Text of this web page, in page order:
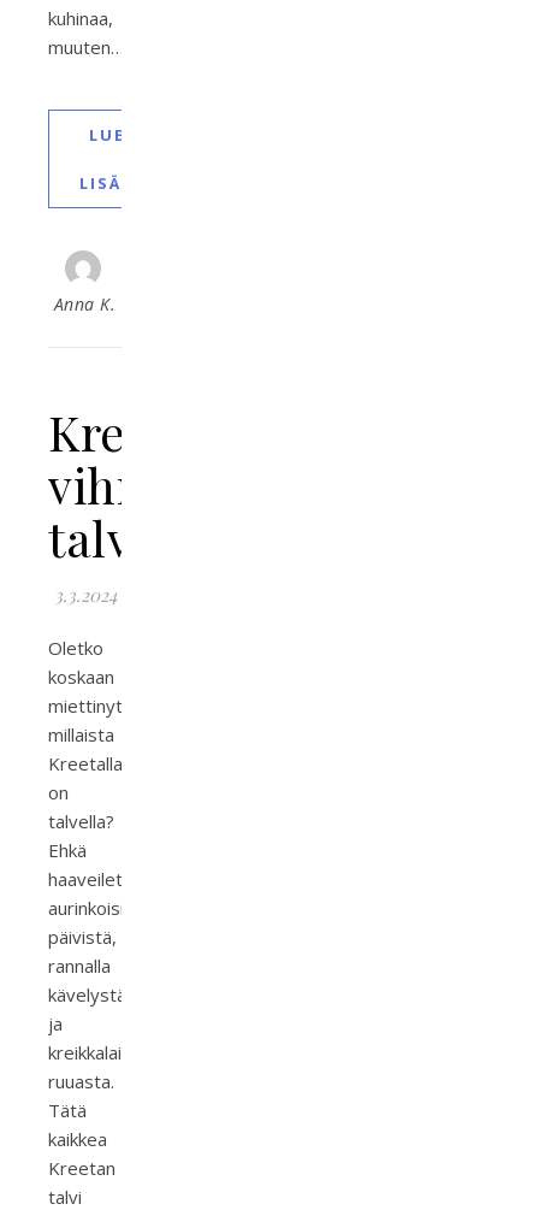
kuhinaa,
muuten…
LUE
LISÄÄ
Anna K.
Kreetan
vihreä
talvi
3.3.2024
Oletko
koskaan
miettinyt,
millaista
Kreetalla
on
talvella?
Ehkä
haaveilet
aurinkoisista
päivistä,
rannalla
kävelystä
ja
kreikkalaisesta
ruuasta.
Tätä
kaikkea
Kreetan
talvi